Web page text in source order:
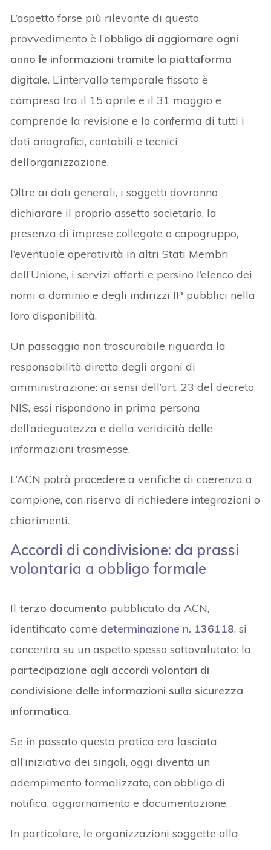
L’aspetto forse più rilevante di questo
provvedimento è l’obbligo di aggiornare ogni
anno le informazioni tramite la piattaforma
digitale. L’intervallo temporale fissato è
compreso tra il 15 aprile e il 31 maggio e
comprende la revisione e la conferma di tutti i
dati anagrafici, contabili e tecnici
dell’organizzazione.
Oltre ai dati generali, i soggetti dovranno
dichiarare il proprio assetto societario, la
presenza di imprese collegate o capogruppo,
l’eventuale operatività in altri Stati Membri
dell’Unione, i servizi offerti e persino l’elenco dei
nomi a dominio e degli indirizzi IP pubblici nella
loro disponibilità.
Un passaggio non trascurabile riguarda la
responsabilità diretta degli organi di
amministrazione: ai sensi dell’art. 23 del decreto
NIS, essi rispondono in prima persona
dell’adeguatezza e della veridicità delle
informazioni trasmesse.
L’ACN potrà procedere a verifiche di coerenza a
campione, con riserva di richiedere integrazioni o
chiarimenti.
Accordi di condivisione: da prassi
volontaria a obbligo formale
Ilterzo documento pubblicato da ACN,
identificato come determinazione n. 136118, si
concentra su un aspetto spesso sottovalutato: la
partecipazione agli accordi volontari di
condivisione delle informazioni sulla sicurezza
informatica.
Se in passato questa pratica era lasciata
all’iniziativa dei singoli, oggi diventa un
adempimento formalizzato, con obbligo di
notifica, aggiornamento e documentazione.
In particolare, le organizzazioni soggette alla